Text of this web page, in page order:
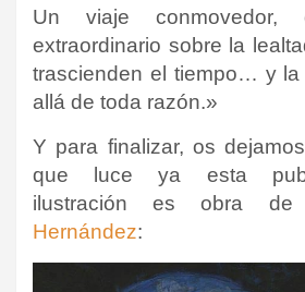
Un viaje conmovedor,
extraordinario sobre la
trascienden el tiempo… y la
allá de toda razón.»
Y para finalizar, os
que luce ya esta
ilustración es obra
Hernández: